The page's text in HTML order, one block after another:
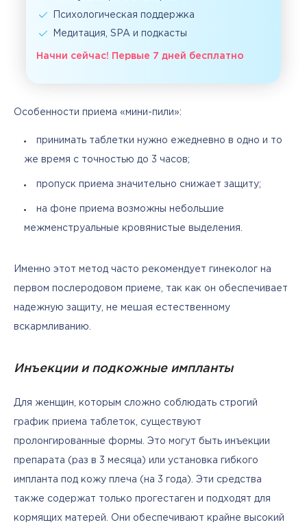
Психологическая поддержка
Медитация, SPA и подкасты
Начни сейчас! Первые 7 дней бесплатно
Особенности приема «мини-пили»:
принимать таблетки нужно ежедневно в одно и то
же время с точностью до 3 часов;
пропуск приема значительно снижает защиту;
на фоне приема возможны небольшие
межменструальные кровянистые выделения.
Именно этот метод часто рекомендует гинеколог на
первом послеродовом приеме, так как он обеспечивает
надежную защиту, не мешая естественному
вскармливанию.
Инъекции и подкожные импланты
Для женщин, которым сложно соблюдать строгий
график приема таблеток, существуют
пролонгированные формы. Это могут быть инъекции
препарата (раз в 3 месяца) или установка гибкого
импланта под кожу плеча (на 3 года). Эти средства
также содержат только прогестаген и подходят для
кормящих матерей. Они обеспечивают крайне высокий